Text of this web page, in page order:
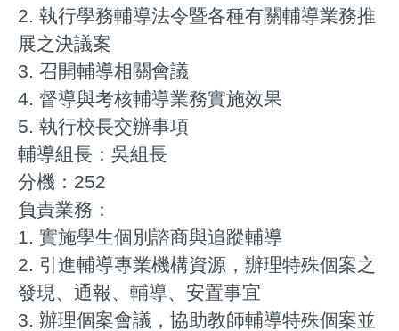
2. 執行學務輔導法令暨各種有關輔導業務推
展之決議案
3. 召開輔導相關會議
4. 督導與考核輔導業務實施效果
5. 執行校長交辦事項
輔導組長：吳組長
分機：252
負責業務：
1. 實施學生個別諮商與追蹤輔導
2. 引進輔導專業機構資源，辦理特殊個案之
發現、通報、輔導、安置事宜
3. 辦理個案會議，協助教師輔導特殊個案並